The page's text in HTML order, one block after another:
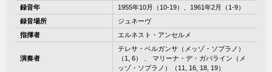
録音年
1955年10月（10-19）、1961年2月（1-9）
録音場所
ジュネーヴ
指揮者
エルネスト・アンセルメ
演奏者
テレサ・ベルガンサ（メッゾ・ソプラノ）
（1, 6） 、 マリーナ・デ・ガバライン（メ
ッゾ・ソプラノ）（11, 16, 18, 19）